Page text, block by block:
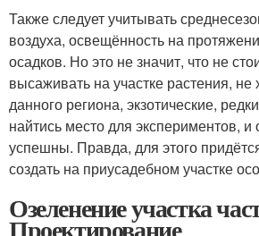
Также следует учитывать
воздуха, освещённость на
осадков. Но это не значит, что не
высаживать на участке растения,
данного региона, экзотические,
найтись место для экспериментов, и
успешны. Правда, для этого
создать на приусадебном участке
Озеленение участка